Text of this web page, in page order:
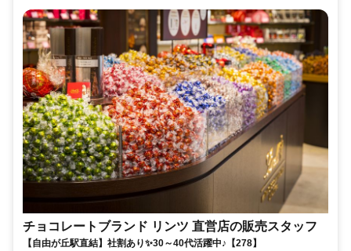
チョコレートブランド リンツ 直営店の販売スタッフ
【自由が丘駅直結】社割あり✨30～40代活躍中♪【278】